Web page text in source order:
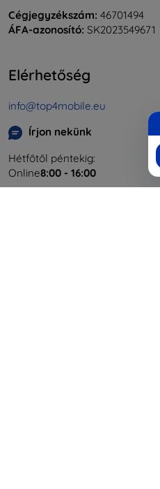
Cégjegyzékszám: 46701494
ÁFA-azonosító: SK2023549671
Elérhetőség
info@top4mobile.eu
Írjon nekünk
Hétfőtől péntekig:
Online8:00 - 16:00